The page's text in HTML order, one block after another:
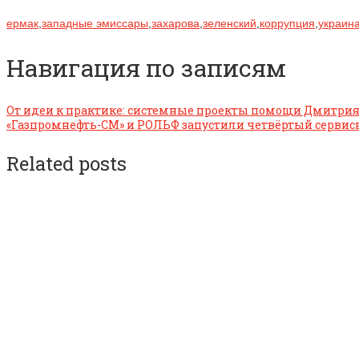
ермак западные эмиссары захарова зеленский коррупция украина
Навигация по записям
От идеи к практике: системные проекты помощи
«Газпромнефть-СМ» и РОЛЬФ запустили четвёртый
Related posts